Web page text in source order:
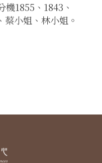
1855、1843、
小姐、林小姐。